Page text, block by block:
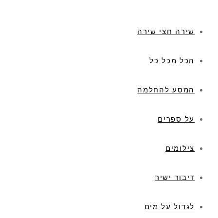
שירה חצי שירה
הכל מכל כל
המסע להחלמה
על ספרים
צילומים
דיבור ישיר
לגדול על מים